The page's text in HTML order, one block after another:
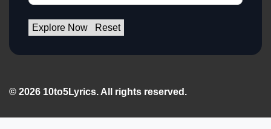
Explore Now Reset
© 2026 10to5Lyrics. All rights reserved.